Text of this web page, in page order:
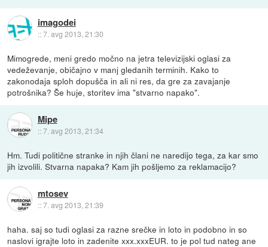
imagodei
::7. avg 2013, 21:30
Mimogrede, meni gredo močno na jetra televizijski oglasi za
vedeževanje, običajno v manj gledanih terminih. Kako to
zakonodaja sploh dopušča in ali ni res, da gre za zavajanje
potrošnika? Še huje, storitev ima "stvarno napako".
Mipe
::7. avg 2013, 21:34
Hm. Tudi politične stranke in njih člani ne naredijo tega, za kar smo
jih izvolili. Stvarna napaka? Kam jih pošljemo za reklamacijo?
mtosev
::7. avg 2013, 21:39
haha. saj so tudi oglasi za razne srečke in loto in podobno in so
naslovi igrajte loto in zadenite xxx.xxxEUR. to je pol tud nateg ane